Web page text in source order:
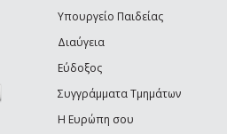
sends e-mail)
Υπουργείο Παιδείας
Διαύγεια
Εύδοξος
Συγγράμματα Τμημάτων
Η Ευρώπη σου